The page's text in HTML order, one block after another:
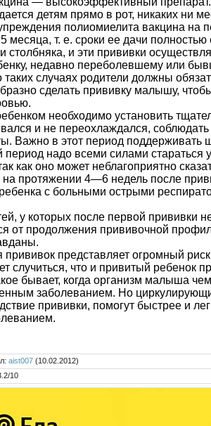
детям прямо в рот, никаких ни
полиомиелита вакцина на
месяца, т. е. сроки ее дачи
столбняка, и эти прививки
недавно переболевшему или
случаях родители должны
сделать прививку малышу,
необходимо установить
и не переохлаждался,
Важно в этот период
надо всеми силами стараться
как оно может неблагоприятно
на протяжении 4—6 недель после
с больными острыми
у которых после первой прививки
от продолжения прививочной
прививок представляет огромный
случиться, что и привитый ребенок
бывает, когда организм малыша
заболеванием. Но
прививки, помогут быстрее и
: aist007 (10.02.2012)
/10